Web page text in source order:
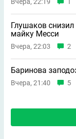
Глушаков
майку Месси
Вчера, 22:03 2
Баринова
Вчера, 21:40 5